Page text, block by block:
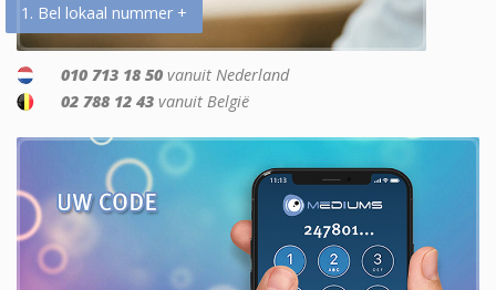
1. Bel lokaal nummer +
010 713 18 50 vanuit Nederland
02 788 12 43 vanuit België